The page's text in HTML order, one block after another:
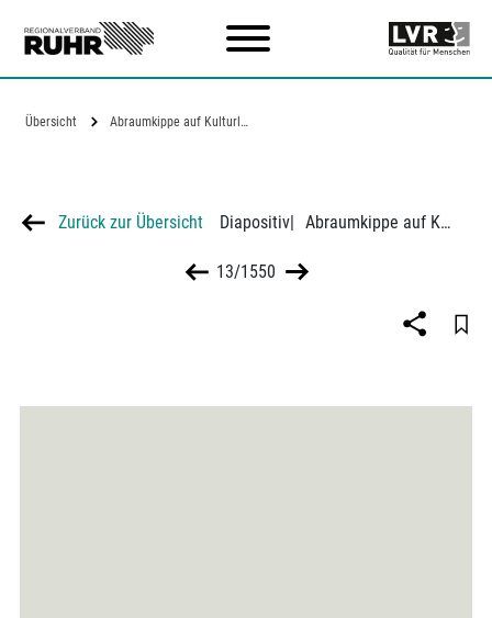
Übersicht Abraumkippe auf Kulturland
Zurück zur Übersicht Diapositiv| Abraumkippe auf Kulturland
13/1550